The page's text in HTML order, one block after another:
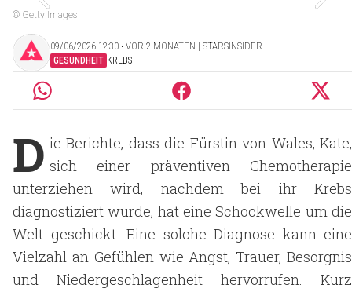
© Getty Images
09/06/2026 12:30 ‧ VOR 2 MONATEN | STARSINSIDER
GESUNDHEIT KREBS
D ie Berichte, dass die Fürstin von Wales, Kate,
sich einer präventiven Chemotherapie
unterziehen wird, nachdem bei ihr Krebs
diagnostiziert wurde, hat eine Schockwelle um die
Welt geschickt. Eine solche Diagnose kann eine
Vielzahl an Gefühlen wie Angst, Trauer, Besorgnis
und Niedergeschlagenheit hervorrufen. Kurz